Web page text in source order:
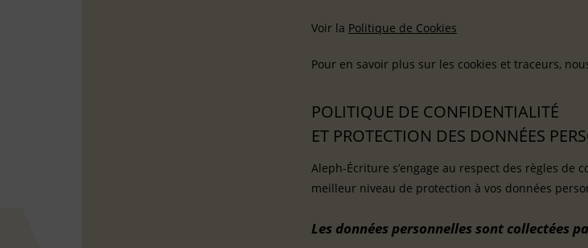
Voir la Politique de Cookies
Pour en savoir plus sur les cookies et traceurs,
POLITIQUE DE CONFIDENTIALITÉ
ET PROTECTION DES DONNÉES
Aleph-Écriture s’engage au respect des règles
meilleur niveau de protection à vos données
Les données personnelles sont collectées